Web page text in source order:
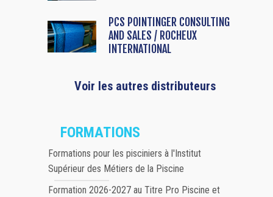
PCS POINTINGER CONSULTING
AND SALES / ROCHEUX
INTERNATIONAL
Voir les autres distributeurs
FORMATIONS
Formations pour les pisciniers à l'Institut
Supérieur des Métiers de la Piscine
Formation 2026-2027 au Titre Pro Piscine et